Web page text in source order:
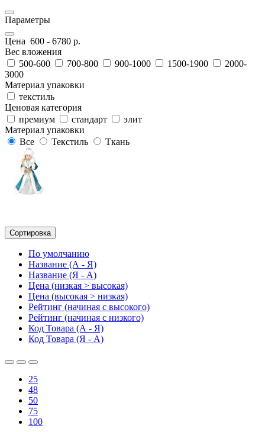
Параметры
Цена 600 - 6780 р.
Вес вложения
500-600
700-800 900-1000 1500-1900
2000-
3000
Материал упаковки
текстиль
Ценовая категория
премиум
стандарт
элит
Материал упаковки
Все
Текстиль Ткань
Сортировка
По умолчанию
Название (А - Я)
Название (Я - А)
Цена (низкая > высокая)
Цена (высокая > низкая)
Рейтинг (начиная с высокого)
Рейтинг (начиная с низкого)
Код Товара (А - Я)
Код Товара (Я - А)
25
48
50
75
100